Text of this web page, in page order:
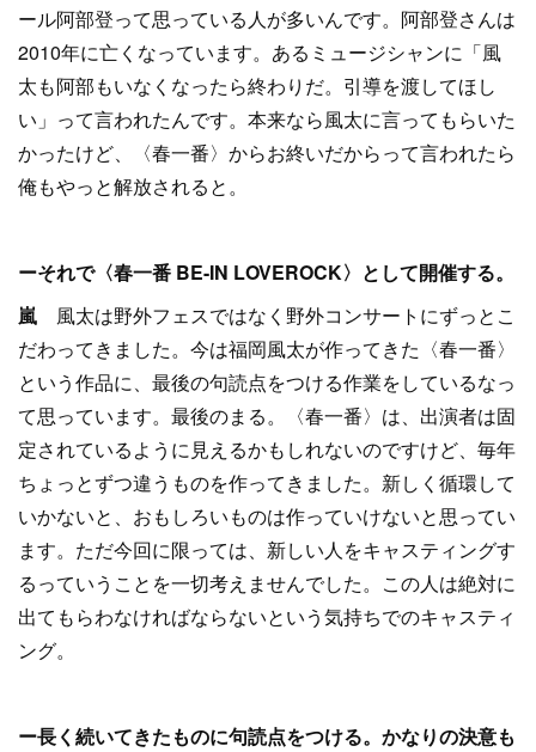
ール阿部登って思っている人が多いんです。阿部登さんは
2010年に亡くなっています。あるミュージシャンに「風
太も阿部もいなくなったら終わりだ。引導を渡してほし
い」って言われたんです。本来なら風太に言ってもらいた
かったけど、〈春一番〉からお終いだからって言われたら
俺もやっと解放されると。
ーそれで〈春一番 BE-IN LOVEROCK〉として開催する。
嵐 風太は野外フェスではなく野外コンサートにずっとこ
だわってきました。今は福岡風太が作ってきた〈春一番〉
という作品に、最後の句読点をつける作業をしているなっ
て思っています。最後のまる。〈春一番〉は、出演者は固
定されているように見えるかもしれないのですけど、毎年
ちょっとずつ違うものを作ってきました。新しく循環して
いかないと、おもしろいものは作っていけないと思ってい
ます。ただ今回に限っては、新しい人をキャスティングす
るっていうことを一切考えませんでした。この人は絶対に
出てもらわなければならないという気持ちでのキャスティ
ング。
ー長く続いてきたものに句読点をつける。かなりの決意も